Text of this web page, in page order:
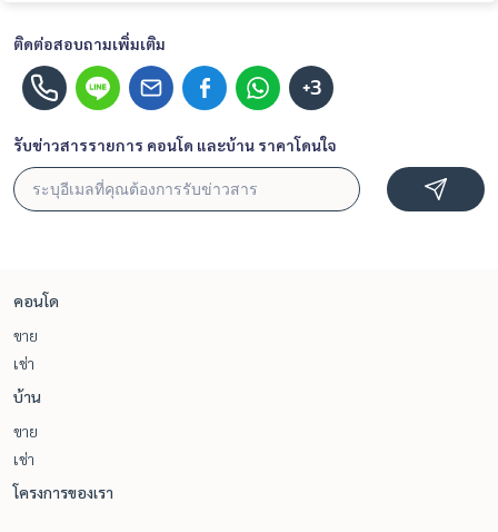
ติดต่อสอบถามเพิ่มเติม
+3
รับข่าวสารรายการ คอนโด และบ้าน ราคาโดนใจ
คอนโด
ขาย
เช่า
บ้าน
ขาย
เช่า
โครงการของเรา